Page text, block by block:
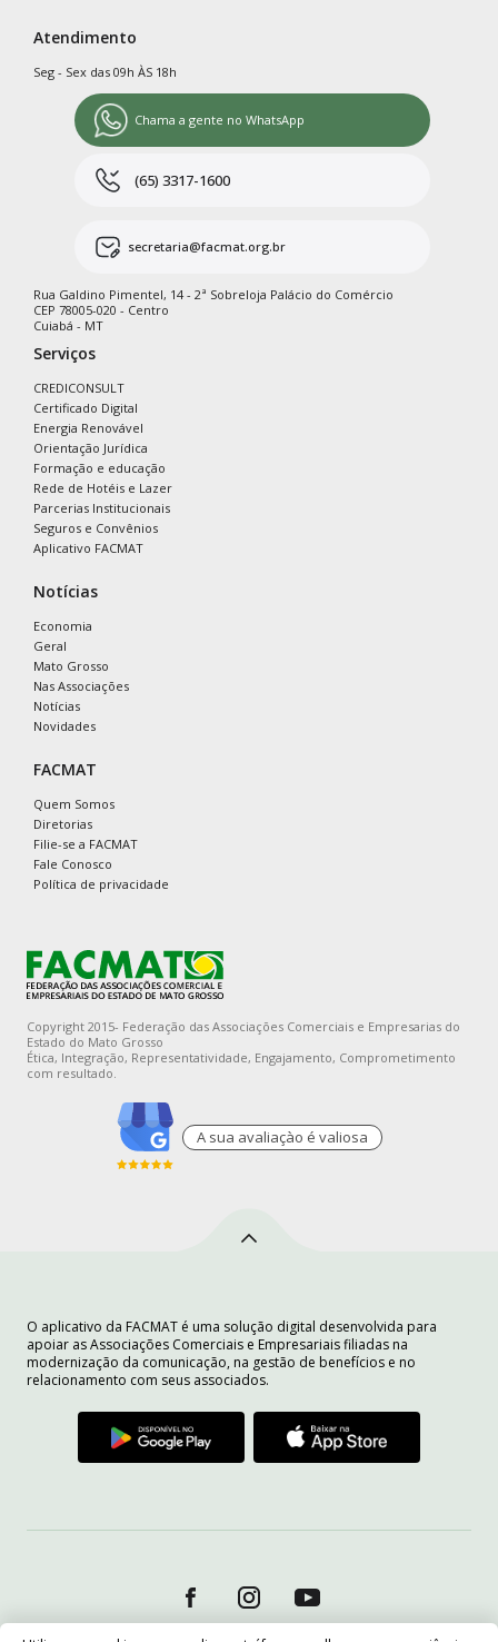
Atendimento
Seg - Sex das 09h ÀS 18h
Chama a gente no WhatsApp
(65) 3317-1600
secretaria@facmat.org.br
Rua Galdino Pimentel, 14 - 2ª Sobreloja Palácio do Comércio
CEP 78005-020 - Centro
Cuiabá - MT
Serviços
CREDICONSULT
Certificado Digital
Energia Renovável
Orientação Jurídica
Formação e educação
Rede de Hotéis e Lazer
Parcerias Institucionais
Seguros e Convênios
Aplicativo FACMAT
Notícias
Economia
Geral
Mato Grosso
Nas Associações
Notícias
Novidades
FACMAT
Quem Somos
Diretorias
Filie-se a FACMAT
Fale Conosco
Política de privacidade
Copyright 2015- Federação das Associações Comerciais e Empresarias do
Estado do Mato Grosso
Ética, Integração, Representatividade, Engajamento, Comprometimento
com resultado.
A sua avaliaçào é valiosa
O aplicativo da FACMAT é uma solução digital desenvolvida para
apoiar as Associações Comerciais e Empresariais filiadas na
modernização da comunicação, na gestão de benefícios e no
relacionamento com seus associados.